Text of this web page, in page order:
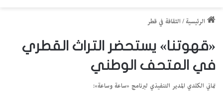
الرئيسية / الثقافة في قطر
«قهوتنا» يستحضر التراث القطري
في المتحف الوطني
تماني الكلدي المدير التنفيذي لبرنامج «ساعة وساعة»: